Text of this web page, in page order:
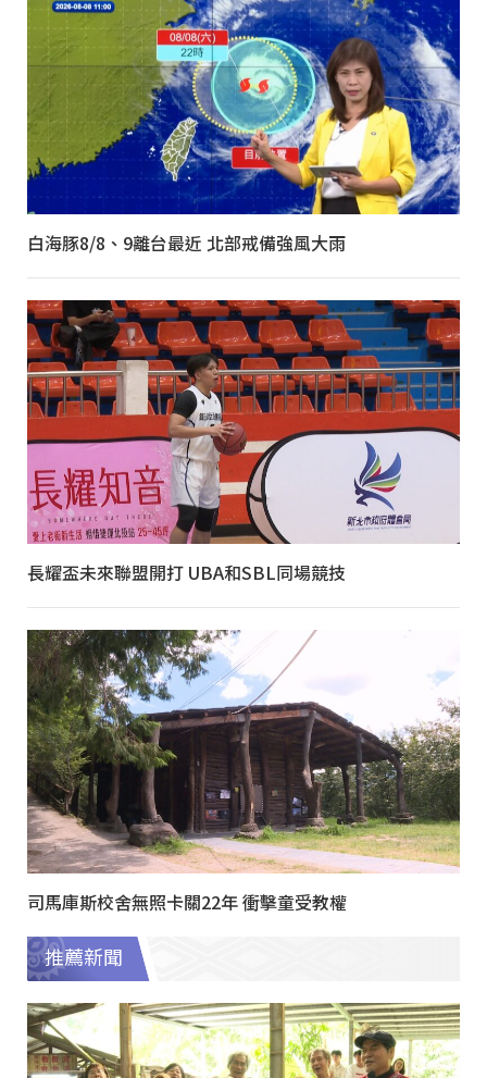
白海豚8/8、9離台最近 北部戒備強風大雨
長耀盃未來聯盟開打 UBA和SBL同場競技
司馬庫斯校舍無照卡關22年 衝擊童受教權
推薦新聞